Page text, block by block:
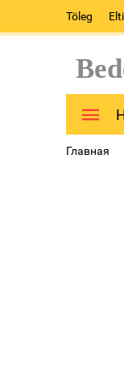
Töleg
Главная